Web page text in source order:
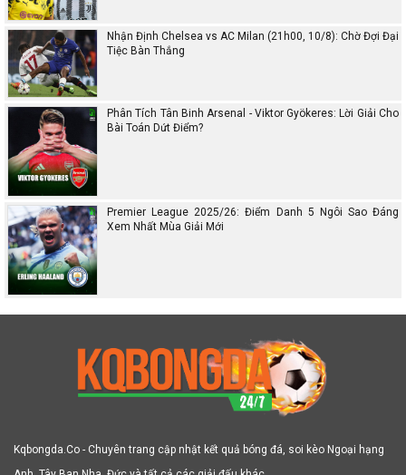
Nhận Định Chelsea vs AC Milan (21h00, 10/8): Chờ Đợi Đại
Tiệc Bàn Thắng
Phân Tích Tân Binh Arsenal - Viktor Gyökeres: Lời Giải Cho
Bài Toán Dứt Điểm?
Premier League 2025/26: Điểm Danh 5 Ngôi Sao Đáng
Xem Nhất Mùa Giải Mới
Kqbongda.Co - Chuyên trang cập nhật kết quả bóng đá, soi kèo Ngoại hạng